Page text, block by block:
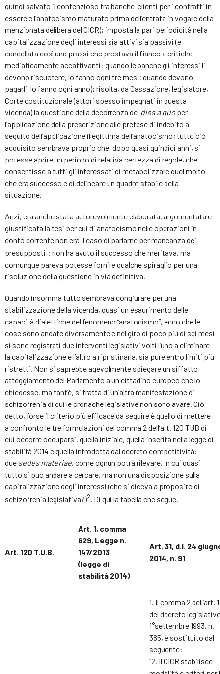
quindi salvato il contenzioso fra banche-clienti per i contratti in
essere e l’anatocismo maturato prima dell’entrata in vogare della
menzionata delibera del CICR); imposta la pari periodicità nella
capitalizzazione degli interessi sia attivi sia passivi (e
cancellata così una prassi che prestava il fianco a critiche
mediaticamente accattivanti: quando le banche gli interessi li
devono riscuotere, lo fanno ogni tre mesi; quando devono
pagarli, lo fanno ogni anno); risolta, da Cassazione, legislatore,
Corte costituzionale (attori spesso impegnati in questa
vicenda) la questione della decorrenza del dies a quo per
l’applicazione della prescrizione alle pretese di indebito a
seguito dell’applicazione illegittima dell’anatocismo; tutto ciò
acquisito sembrava proprio che, dopo quasi quindici anni, si
potesse aprire un periodo di relativa certezza di regole, che
consentisse a tutti gli interessati di metabolizzare quel molto
che era successo e di delineare un quadro stabile della
situazione.
Anzi, era anche stata autorevolmente elaborata, argomentata e
giustificata la tesi per cui di anatocismo nelle operazioni in
conto corrente non era il caso di parlarne per mancanza dei
presupposti1: non ha avuto il successo che meritava, ma
comunque pareva potesse fornire qualche spiraglio per una
risoluzione della questione in via definitiva.
Quando insomma tutto sembrava congiurare per una
stabilizzazione della vicenda, quasi un esaurimento delle
capacità dialettiche del fenomeno “anatocismo”, ecco che le
cose sono andate diversamente e nel giro di poco più di sei mesi
si sono registrati due interventi legislativi volti l’uno a eliminare
la capitalizzazione e l’altro a ripristinarla, sia pure entro limiti più
ristretti. Non si saprebbe agevolmente spiegare un siffatto
atteggiamento del Parlamento a un cittadino europeo che lo
chiedesse, ma tant’è, si tratta di un’altra manifestazione di
schizofrenia di cui le cronache legislative non sono avare. Ciò
detto, forse il criterio più efficace da seguire è quello di mettere
a confronto le tre formulazioni del comma 2 dell’art. 120 TUB di
cui occorre occuparsi, quella iniziale, quella inserita nella legge di
stabilità 2014 e quella introdotta dal decreto competitività:
due sedes materiae, come ognun potrà rilevare, in cui quasi
tutto si può andare a cercare, ma non una disposizione sulla
capitalizzazione degli interessi (che si diceva a proposito di
schizofrenia legislativa?)2. Di qui la tabella che segue.
Art. 120 T.U.B.
Art. 1, comma
629, Legge n.
147/2013
(legge di
stabilità 2014)
Art. 31, d.l. 24
2014, n. 91
1. Il comma 2 dell’art.
del decreto
1°settembre 1993, n.
385, è sostituito dal
seguente:
“2. Il CICR stabilisce